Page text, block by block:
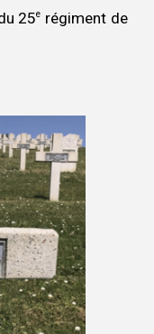
25e régiment de